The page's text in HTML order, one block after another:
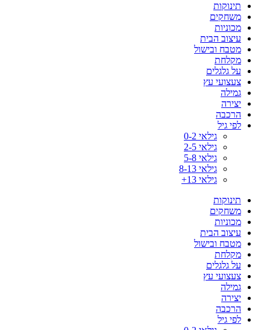
תינוקות
משחקים
מכוניות
עיצוב הבית
מטבח ובישול
מקלחת
על גלגלים
צעצועי עץ
גמילה
יצירה
הרכבה
לפי גיל
גילאי 0-2
גילאי 2-5
גילאי 5-8
גילאי 8-13
גילאי 13+
תינוקות
משחקים
מכוניות
עיצוב הבית
מטבח ובישול
מקלחת
על גלגלים
צעצועי עץ
גמילה
יצירה
הרכבה
לפי גיל